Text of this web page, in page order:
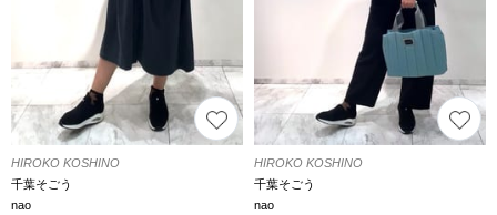
HIROKO KOSHINO
千葉そごう
nao
HIROKO KOSHINO
千葉そごう
nao